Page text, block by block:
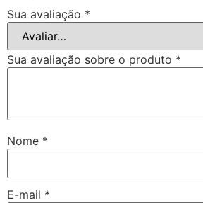
Sua avaliação *
Sua avaliação sobre o produto *
Nome *
E-mail *